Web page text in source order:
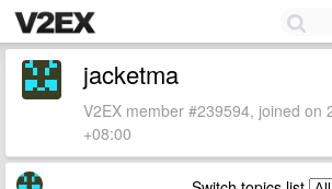
jacketma
V2EX member #239594, joined on
+08:00